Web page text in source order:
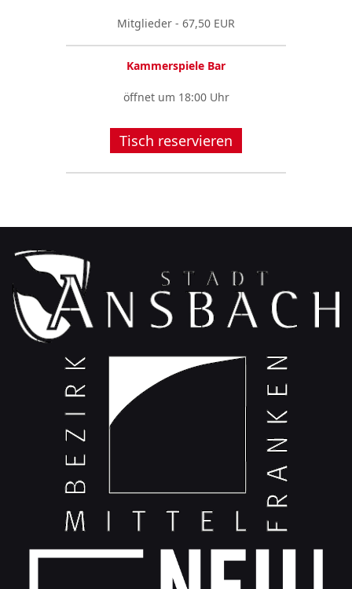
Mitglieder - 67,50 EUR
Kammerspiele Bar
öffnet um 18:00 Uhr
Tisch reservieren